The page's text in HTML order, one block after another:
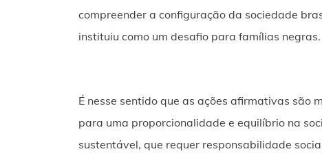
compreender a configuração da sociedade
instituiu como um desafio para famílias negras.
É nesse sentido que as ações afirmativas são
para uma proporcionalidade e equilíbrio na
sustentável, que requer responsabilidade